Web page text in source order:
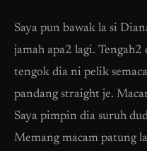
Saya pun bawak la si
jamah apa2 lagi.
tengok dia ni pelik
pandang straight je.
Saya pimpin dia suruh
Memang macam patung